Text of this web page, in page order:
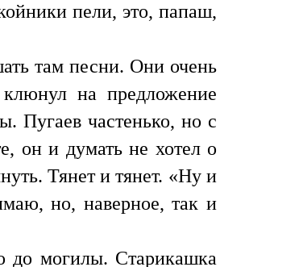
пели, это, папаш,
там песни. Они очень
на предложение
Пугаев частенько, но с
он и думать не хотел о
Тянет и тянет. «Ну и
но, наверное, так и
до могилы. Старикашка